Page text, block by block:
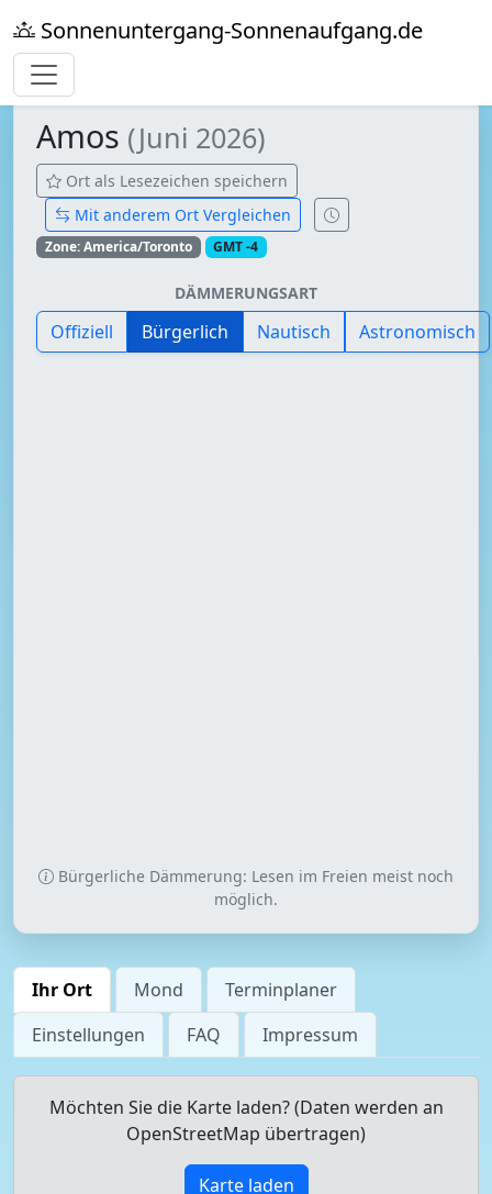
Sonnenuntergang-Sonnenaufgang.de
Amos (Juni 2026)
Ort als Lesezeichen speichern
Mit anderem Ort Vergleichen
Zone: America/Toronto GMT -4
DÄMMERUNGSART
Offiziell Bürgerlich Nautisch Astronomisch
Bürgerliche Dämmerung: Lesen im Freien meist noch
möglich.
Ihr Ort Mond
Terminplaner
Einstellungen
FAQ Impressum
Möchten Sie die Karte laden? (Daten werden an
OpenStreetMap übertragen)
Karte laden